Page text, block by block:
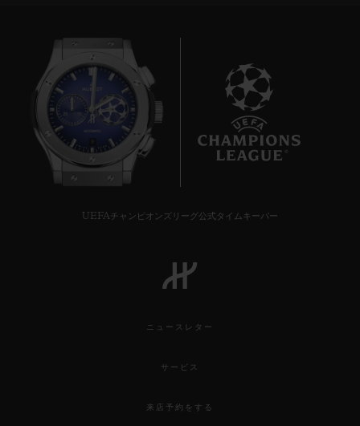
UEFAチャンピオンズリーグ公式タイムキーパー
ニュースレター
サービス
来店予約をする